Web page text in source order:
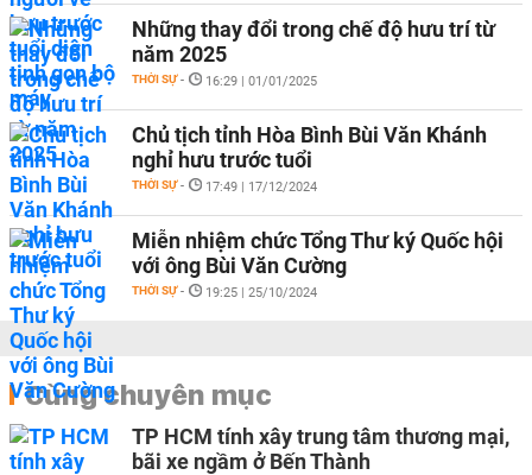
Những thay đổi trong chế độ hưu trí từ
năm 2025
THỜI SỰ - 16:29 | 01/01/2025
Chủ tịch tỉnh Hòa Bình Bùi Văn Khánh
nghỉ hưu trước tuổi
THỜI SỰ - 17:49 | 17/12/2024
Miễn nhiệm chức Tổng Thư ký Quốc hội
với ông Bùi Văn Cường
THỜI SỰ - 19:25 | 25/10/2024
Cùng chuyên mục
TP HCM tính xây trung tâm thương mại,
bãi xe ngầm ở Bến Thành